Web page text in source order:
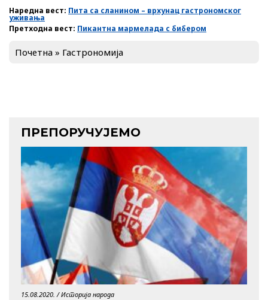
Наредна вест: Пита са сланином – врхунац гастрономског
уживања
Претходна вест: Пикантна мармелада с бибером
Почетна » Гастрономија
ПРЕПОРУЧУЈЕМО
15.08.2020. /Историја народа